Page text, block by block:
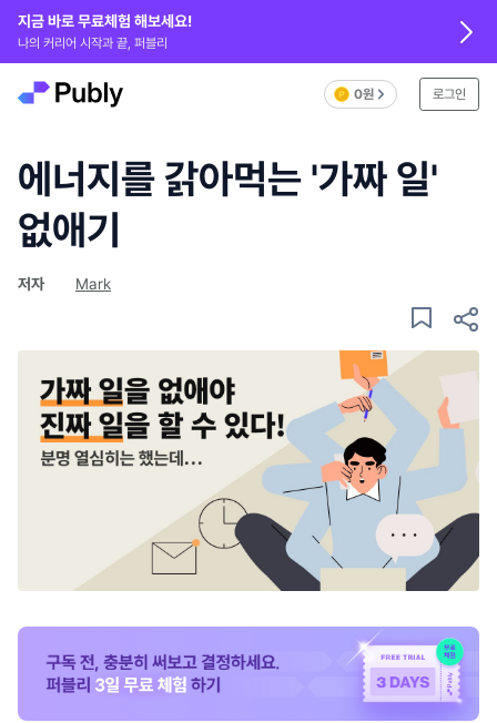
지금 바로 무료체험 해보세요!
나의 커리어 시작과 끝, 퍼블리
0원 로그인
에너지를 갉아먹는 '가짜 일'
없애기
저자 Mark